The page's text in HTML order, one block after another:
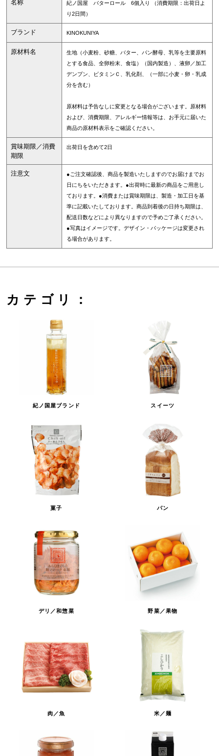
名称
紀ノ国屋 バターロール 6個入り （消費期限：出荷日よ
り2日間）
ブランド KINOKUNIYA
原材料名
生地（小麦粉、砂糖、バター、パン酵母、乳等を主要原料
とする食品、全卵粉末、食塩）（国内製造）、液卵／加工
デンプン、ビタミンＣ、乳化剤、（一部に小麦・卵・乳成
分を含む）
原材料は予告なしに変更となる場合がございます。原材料
および、消費期限、アレルギー情報等は、お手元に届いた
商品の原材料表示をご確認ください。
賞味期限／消費
期限
出荷日を含めて2日
注意文
●ご注文確認後、商品を製造いたしますのでお届けまでお
日にちをいただきます。●出荷時に最新の商品をご用意し
ております。●消費または賞味期限は、製造・加工日を基
準に記載いたしております。商品到着後の日持ち期限は、
配送日数などにより異なりますので予めご了承ください。
●写真はイメージです。デザイン・パッケージは変更され
る場合があります。
カテゴリ：
紀ノ国屋ブランド スイーツ
菓子 パン
デリ／和惣菜 野菜／果物
肉／魚 米／麺